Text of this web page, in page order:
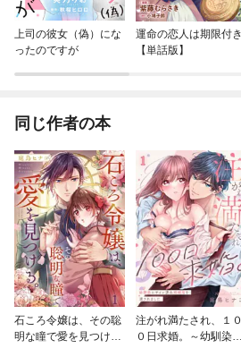
上司の彼女（偽）にな
ったのですが
運命の恋人は期限付き
【単話版】
同じ作者の本
石ころ令嬢は、その聡
明な瞳で愛を見つけ
注がれ満たされ、１０
０日求婚。～幼馴染に